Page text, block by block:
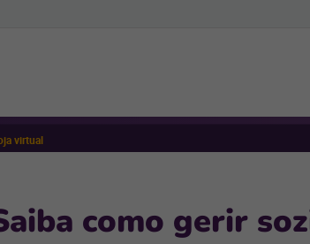
virtual
como gerir